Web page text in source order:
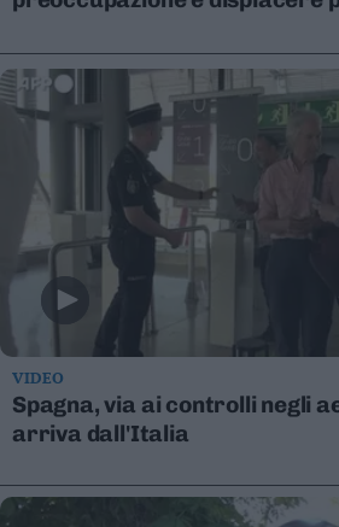
Leggi/Abbonati
Newsletter
Casa
Radio
Dolomiti
Social media
VIDEO
Spagna, via ai controlli negli
arriva dall'Italia